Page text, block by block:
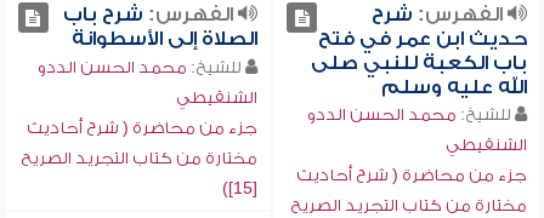
الفهرس: شرح
حديث ابن عمر في فتح
باب الكعبة للنبي صلى
الله عليه وسلم
للشيخ: محمد الحسن الددو
الشنقيطي
جزء من محاضرة ( شرح أحاديث
مختارة من كتاب التجريد الصريح
الفهرس: شرح باب
الصلاة إلى الأسطوانة
للشيخ: محمد الحسن الددو
الشنقيطي
جزء من محاضرة ( شرح أحاديث
مختارة من كتاب التجريد الصريح
[15])